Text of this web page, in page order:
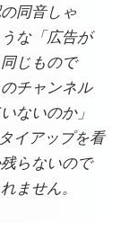
同音しゃ
な「広告が
じもので
チャンネル
ないのか」
イアップを看
らないので
ません。